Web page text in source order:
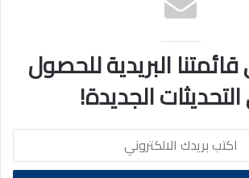
البريدية للحصول
الجديدة!